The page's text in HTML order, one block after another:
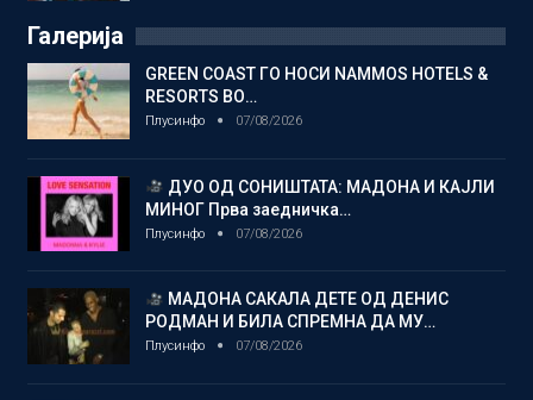
Галерија
GREEN COAST ГО НОСИ NAMMOS HOTELS &
RESORTS ВО…
Плусинфо 07/08/2026
ДУО ОД СОНИШТАТА: МАДОНА И КАЈЛИ
МИНОГ Прва заедничка…
Плусинфо 07/08/2026
МАДОНА САКАЛА ДЕТЕ ОД ДЕНИС
РОДМАН И БИЛА СПРЕМНА ДА МУ…
Плусинфо 07/08/2026